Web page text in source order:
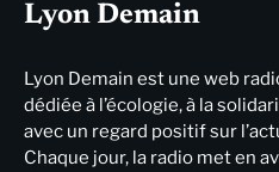
Lyon Demain
Lyon Demain est une web
dédiée à l’écologie, à la
avec un regard positif sur
Chaque jour, la radio met en